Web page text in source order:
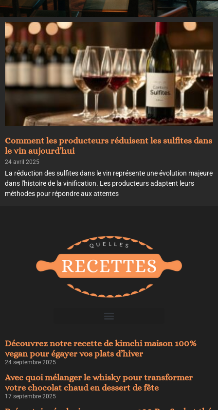
Comment les producteurs réduisent les sulfites dans
le vin aujourd’hui
24 avril 2025
La réduction des sulfites dans le vin représente une évolution majeure
dans l'histoire de la vinification. Les producteurs adaptent leurs
méthodes pour répondre aux attentes
Découvrez notre recette de kimchi maison 100%
vegan pour égayer vos plats d’hiver
24 septembre 2025
Avec quoi mélanger le whisky pour transformer
votre chocolat chaud en dessert de fête
17 septembre 2025